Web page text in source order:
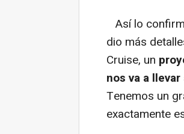
Así lo
dio más
Cruise, un
nos va a
Tenemos un
exactamente